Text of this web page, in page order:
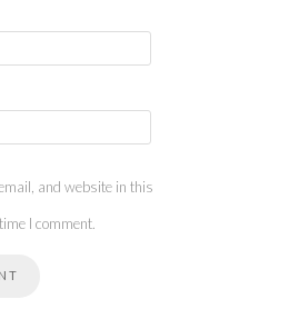
and website in this
I comment.